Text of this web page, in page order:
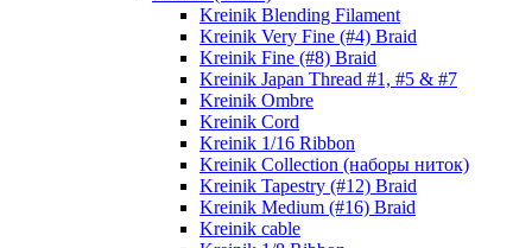
Kreinik Blending Filament
Kreinik Very Fine (#4) Braid
Kreinik Fine (#8) Braid
Kreinik Japan Thread #1, #5 & #7
Kreinik Ombre
Kreinik Cord
Kreinik 1/16 Ribbon
Kreinik Collection (наборы ниток)
Kreinik Tapestry (#12) Braid
Kreinik Medium (#16) Braid
Kreinik cable